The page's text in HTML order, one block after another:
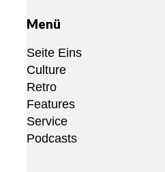
Menü
Seite Eins
Culture
Retro
Features
Service
Podcasts